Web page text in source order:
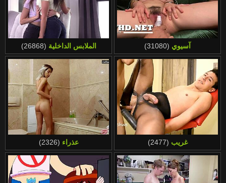
Ελληνικά
Čeština
Magyar
الع َر َب ِية.
Português
עברית
Polski
Română
Bahasa Indonesia
Русский
English
Deutsch
Türkçe
Bahasa Melayu
ह िन ्द ी
Nederlands
Italiano
Slovenčina
Српски
الملابس الداخلية (26868) آسيوي (31080)
عذراء (2326) غريب (2477)